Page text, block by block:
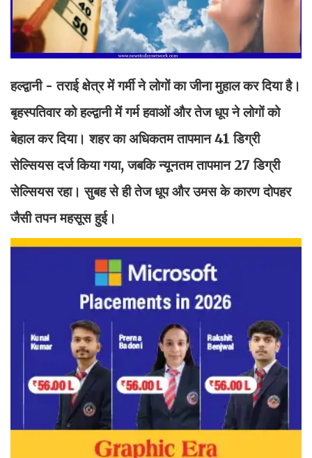
हल्द्वानी - तराई क्षेत्र में गर्मी ने लोगों का जीना मुहाल कर दिया है।
बृहस्पतिवार को हल्द्वानी में गर्म हवाओं और तेज धूप ने लोगों को
बेहाल कर दिया। शहर का अधिकतम तापमान 41 डिग्री
सेल्सियस दर्ज किया गया, जबकि न्यूनतम तापमान 27 डिग्री
सेल्सियस रहा। सुबह से ही तेज धूप और उमस के कारण दोपहर
जैसी तपन महसूस हुई।